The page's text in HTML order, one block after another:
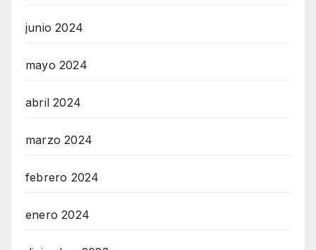
junio 2024
mayo 2024
abril 2024
marzo 2024
febrero 2024
enero 2024